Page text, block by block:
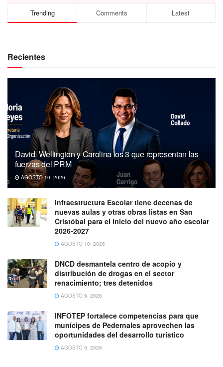
Trending Comments Latest
Recientes
David, Wellington y Carolina los 3 que representan las
fuerzas del PRM
AGOSTO 10, 2026
Infraestructura Escolar tiene decenas de
nuevas aulas y otras obras listas en San
Cristóbal para el inicio del nuevo año escolar
2026-2027
AGOSTO 10, 2026
DNCD desmantela centro de acopio y
distribución de drogas en el sector
renacimiento; tres detenidos
AGOSTO 9, 2026
INFOTEP fortalece competencias para que
munícipes de Pedernales aprovechen las
oportunidades del desarrollo turístico
AGOSTO 9, 2026